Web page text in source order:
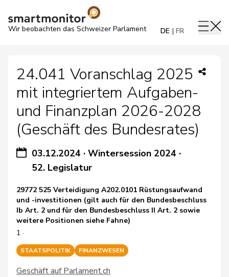
Wir beobachten das Schweizer Parlament DE FR
24.041 Voranschlag 2025
mit integriertem Aufgaben-
und Finanzplan 2026-2028
(Geschäft des Bundesrates)
03.12.2024 ·Wintersession 2024 ·
52. Legislatur
29772 525 Verteidigung A202.0101 Rüstungsaufwand
und -investitionen (gilt auch für den Bundesbeschluss
Ib Art. 2 und für den Bundesbeschluss II Art. 2 sowie
weitere Positionen siehe Fahne)
1 ·
STAATSPOLITIK FINANZWESEN
Geschäft auf Parlament.ch